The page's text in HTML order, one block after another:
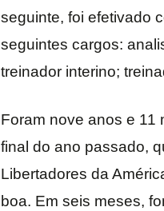
seguinte, foi efetivado
seguintes cargos:
treinador interino;
Foram nove anos e 11
final do ano passado,
Libertadores da
boa. Em seis meses,